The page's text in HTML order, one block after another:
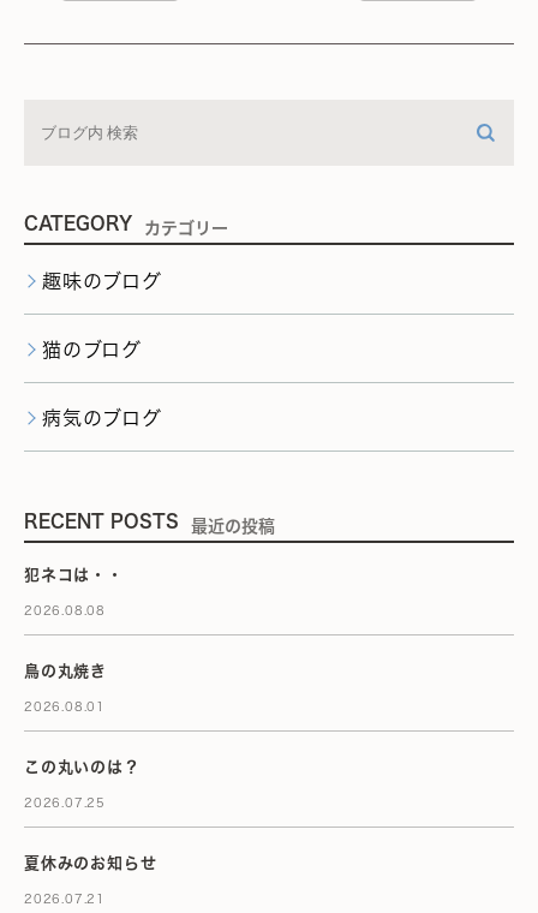
CATEGORY カテゴリー
趣味のブログ
猫のブログ
病気のブログ
RECENT POSTS 最近の投稿
犯ネコは・・
2026.08.08
鳥の丸焼き
2026.08.01
この丸いのは？
2026.07.25
夏休みのお知らせ
2026.07.21